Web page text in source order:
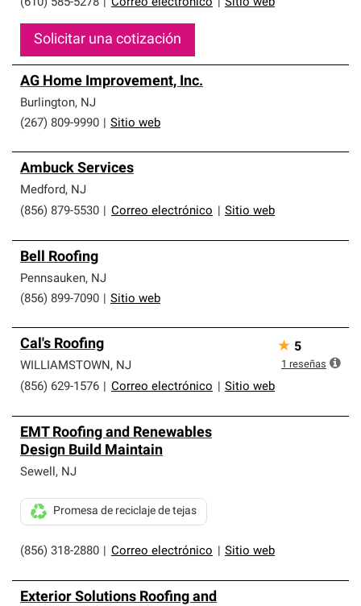
(610) 585-5278 Correo electrónico Sitio web
Solicitar una cotización
AG Home Improvement, Inc.
Burlington, NJ
(267) 809-9990
Sitio web
Ambuck Services
Medford, NJ
(856) 879-5530
Correo electrónico Sitio web
Bell Roofing
Pennsauken, NJ
(856) 899-7090
Sitio web
Cal's Roofing
WILLIAMSTOWN, NJ
(856) 629-1576
Correo electrónico Sitio web
★ 5
1 reseñas
EMT Roofing and Renewables
Design Build Maintain
Sewell, NJ
(856) 318-2880 Correo electrónico Sitio web
Promesa de reciclaje de tejas
Exterior Solutions Roofing and